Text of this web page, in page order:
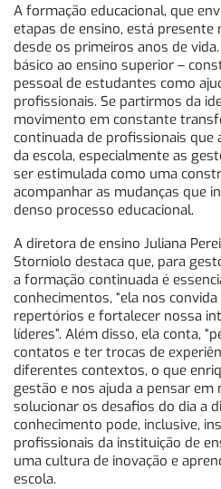
A formação educacional, que
etapas de ensino, está presente
desde os primeiros anos de
básico ao ensino superior –
pessoal de estudantes como
profissionais. Se partirmos da
movimento em constante
continuada de profissionais que
da escola, especialmente as
ser estimulada como uma
acompanhar as mudanças que
denso processo educacional.
A diretora de ensino Juliana
Storniolo destaca que, para
a formação continuada é
conhecimentos, “ela nos
repertórios e fortalecer nossa
líderes”. Além disso, ela conta,
contatos e ter trocas de
diferentes contextos, o que
gestão e nos ajuda a pensar em
solucionar os desafios do dia a
conhecimento pode, inclusive,
profissionais da instituição de
uma cultura de inovação e
escola.